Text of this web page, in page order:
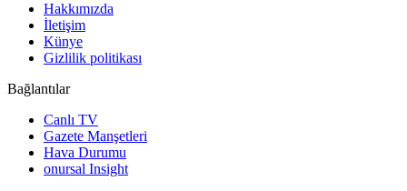
Hakkımızda
İletişim
Künye
Gizlilik politikası
Bağlantılar
Canlı TV
Gazete Manşetleri
Hava Durumu
onursal Insight